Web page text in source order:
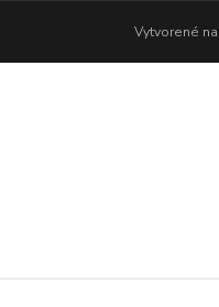
Vytvorené na